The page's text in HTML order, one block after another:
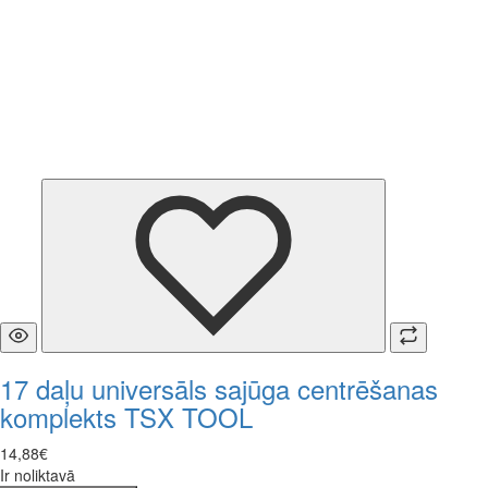
17 daļu universāls sajūga centrēšanas
komplekts TSX TOOL
14,88€
Ir noliktavā